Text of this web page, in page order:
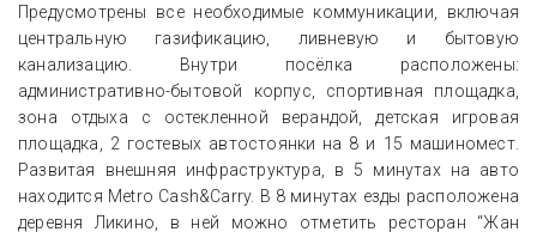
Предусмотрены все необходимые коммуникации, включая
центральную газификацию, ливневую и бытовую
канализацию. Внутри посёлка расположены:
административно-бытовой корпус, спортивная площадка,
зона отдыха с остекленной верандой, детская игровая
площадка, 2 гостевых автостоянки на 8 и 15 машиномест.
Развитая внешняя инфраструктура, в 5 минутах на авто
находится Metro Cash&Carry. В 8 минутах езды расположена
деревня Ликино, в ней можно отметить ресторан “Жан